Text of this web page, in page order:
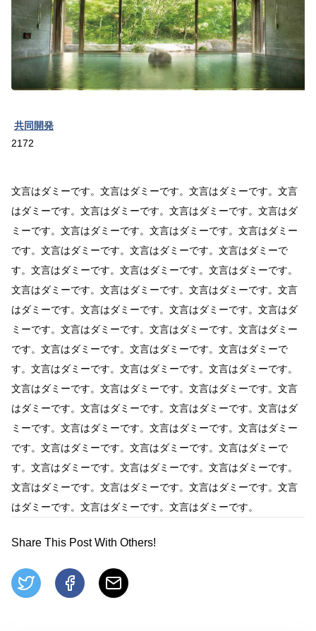
共同開発
2172
文言はダミーです。文言はダミーです。文言はダミーです。文言
はダミーです。文言はダミーです。文言はダミーです。文言はダ
ミーです。文言はダミーです。文言はダミーです。文言はダミー
です。文言はダミーです。文言はダミーです。文言はダミーで
す。文言はダミーです。文言はダミーです。文言はダミーです。
文言はダミーです。文言はダミーです。文言はダミーです。文言
はダミーです。文言はダミーです。文言はダミーです。文言はダ
ミーです。文言はダミーです。文言はダミーです。文言はダミー
です。文言はダミーです。文言はダミーです。文言はダミーで
す。文言はダミーです。文言はダミーです。文言はダミーです。
文言はダミーです。文言はダミーです。文言はダミーです。文言
はダミーです。文言はダミーです。文言はダミーです。文言はダ
ミーです。文言はダミーです。文言はダミーです。文言はダミー
です。文言はダミーです。文言はダミーです。文言はダミーで
す。文言はダミーです。文言はダミーです。文言はダミーです。
文言はダミーです。文言はダミーです。文言はダミーです。文言
はダミーです。文言はダミーです。文言はダミーです。
Share This Post With Others!